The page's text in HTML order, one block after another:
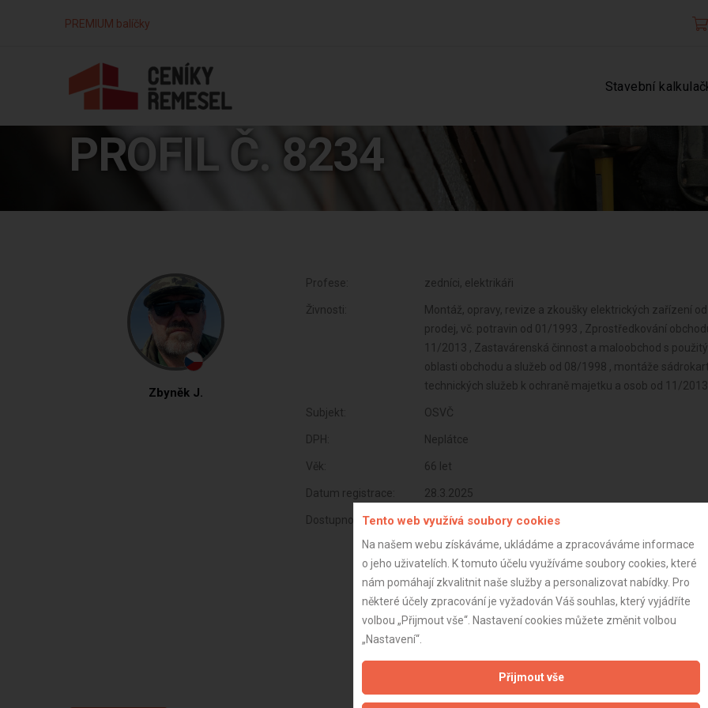
PREMIUM balíčky
Stavební
PROFIL Č. 8234
Zbyněk J.
Profese: zedníci, elektrikáři
Živnosti:
Montáž, opravy, revize a zkoušky elektrických zařízení
prodej, vč. potravin od 01/1993 , Zprostředkování
11/2013 , Zastavárenská činnost a maloobchod s
oblasti obchodu a služeb od 08/1998 , montáže
technických služeb k ochraně majetku a osob od 11/2013
Subjekt: OSVČ
DPH: Neplátce
Věk: 66 let
Datum registrace: 28.3.2025
Dostupnost:Tento web využívá soubory cookies
Na našem webu získáváme, ukládáme a zpracováváme informace
o jeho uživatelích. K tomuto účelu využíváme soubory cookies, které
nám pomáhají zkvalitnit naše služby a personalizovat nabídky. Pro
některé účely zpracování je vyžadován Váš souhlas, který vyjádříte
volbou „Přijmout vše“. Nastavení cookies můžete změnit volbou
„Nastavení“.
Přijmout vše